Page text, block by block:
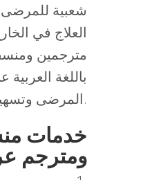
شعبية للمرضى
العلاج في
مترجمين
باللغة
المرضى وتسهيل تجربتهم.
خدمات
ومترجم